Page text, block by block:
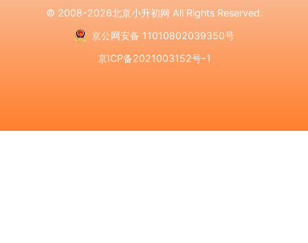
© 2008-2026北京小升初网 All Rights Reserved.
京公网安备 11010802039350号
京ICP备2021003152号-1